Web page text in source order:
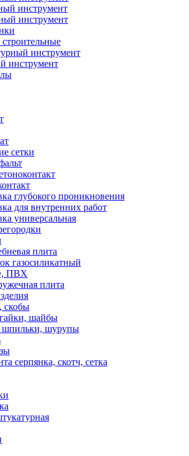
инструмент
инструмент
инструмент
инструмент
сетки
глубокого проникновения
для внутренних работ
универсальная
плита
газосиликатный
ПВХ
плита
скобы
шайбы
шпильки, шурупы
серпянка, скотч, сетка